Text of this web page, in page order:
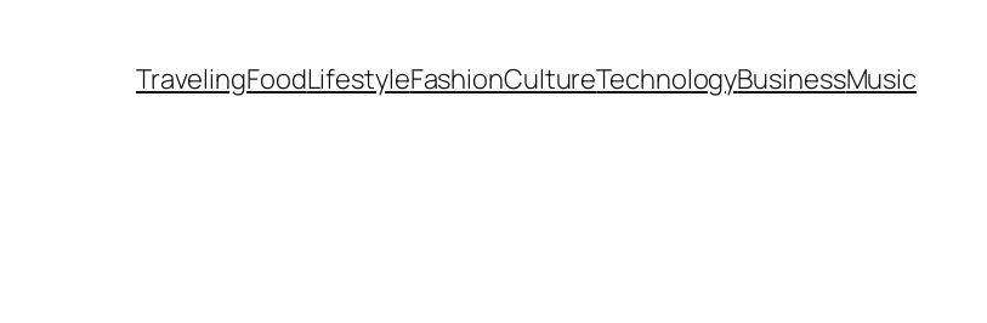
TravelingFoodLifestyleFashionCultureTechnologyBusinessMusic